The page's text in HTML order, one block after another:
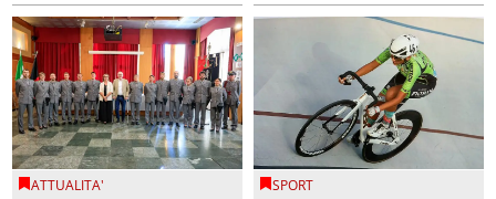
ATTUALITA' SPORT